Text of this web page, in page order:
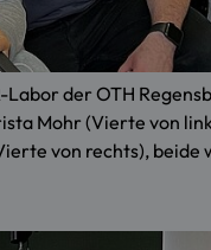
der OTH
Mohr (Vierte von
von rechts),